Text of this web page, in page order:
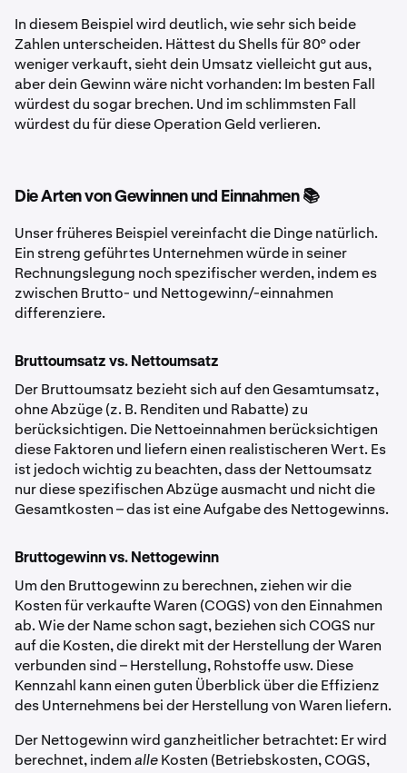
In diesem Beispiel wird deutlich, wie sehr sich beide
Zahlen unterscheiden. Hättest du Shells für 80° oder
weniger verkauft, sieht dein Umsatz vielleicht gut aus,
aber dein Gewinn wäre nicht vorhanden: Im besten Fall
würdest du sogar brechen. Und im schlimmsten Fall
würdest du für diese Operation Geld verlieren.
Die Arten von Gewinnen und Einnahmen 📚
Unser früheres Beispiel vereinfacht die Dinge natürlich.
Ein streng geführtes Unternehmen würde in seiner
Rechnungslegung noch spezifischer werden, indem es
zwischen Brutto- und Nettogewinn/-einnahmen
differenziere.
Bruttoumsatz vs. Nettoumsatz
Der Bruttoumsatz bezieht sich auf den Gesamtumsatz,
ohne Abzüge (z. B. Renditen und Rabatte) zu
berücksichtigen. Die Nettoeinnahmen berücksichtigen
diese Faktoren und liefern einen realistischeren Wert. Es
ist jedoch wichtig zu beachten, dass der Nettoumsatz
nur diese spezifischen Abzüge ausmacht und nicht die
Gesamtkosten – das ist eine Aufgabe des Nettogewinns.
Bruttogewinn vs. Nettogewinn
Um den Bruttogewinn zu berechnen, ziehen wir die
Kosten für verkaufte Waren (COGS) von den Einnahmen
ab. Wie der Name schon sagt, beziehen sich COGS nur
auf die Kosten, die direkt mit der Herstellung der Waren
verbunden sind – Herstellung, Rohstoffe usw. Diese
Kennzahl kann einen guten Überblick über die Effizienz
des Unternehmens bei der Herstellung von Waren liefern.
Der Nettogewinn wird ganzheitlicher betrachtet: Er wird
berechnet, indemalleKosten (Betriebskosten, COGS,